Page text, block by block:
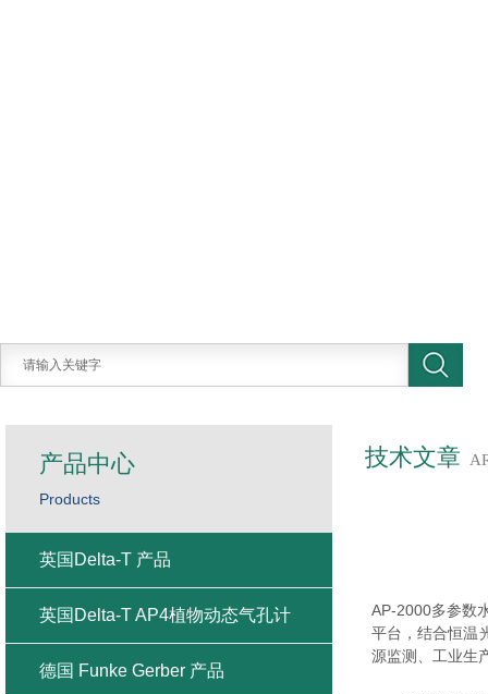
技术文章
AP-2000多参数
平台，结合恒温
源监测、工业生
产品中心
Products
英国Delta-T 产品
英国Delta-T AP4植物动态气孔计
德国 Funke Gerber 产品